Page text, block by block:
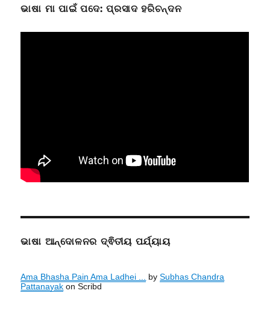
ଭାଷା ମା ପାଇଁ ପଦେ: ପ୍ରସାଦ ହରିଚନ୍ଦନ
ଭାଷା ଆନ୍ଦୋଳନର ଦ୍ଵିତୀୟ ପର୍ଯ୍ୟାୟ
Ama Bhasha Pain Ama Ladhei ... bySubhas Chandra
Pattanayak on Scribd